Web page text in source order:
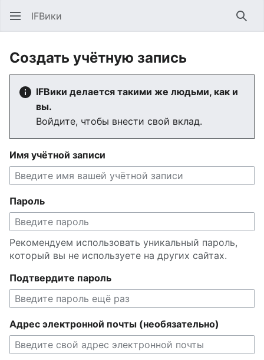
IFВики
Создать учётную запись
IFВики делается такими же людьми, как и
вы.
Войдите, чтобы внести свой вклад.
Имя учётной записи
Пароль
Рекомендуем использовать уникальный пароль,
который вы не используете на других сайтах.
Подтвердите пароль
Адрес электронной почты (необязательно)